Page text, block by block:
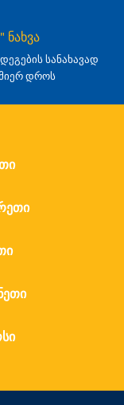
ნახვა
სანახავად
დროს